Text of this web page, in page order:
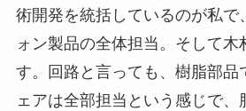
術開発を統括しているのが私で
ォン製品の全体担当。そして木
す。回路と言っても、樹脂部品
ェアは全部担当という感じで、